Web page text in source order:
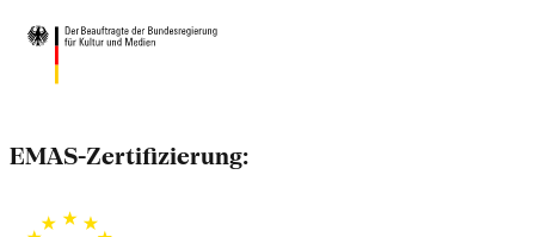
EMAS-Zertifizierung: